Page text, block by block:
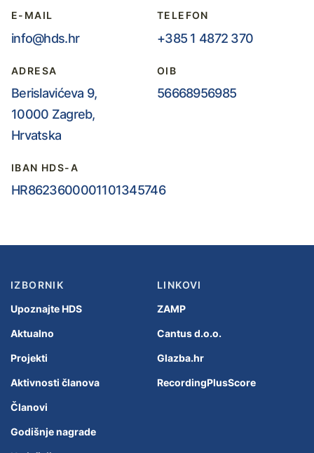
E-MAIL
info@hds.hr
TELEFON
+385 1 4872 370
ADRESA
Berislavićeva 9,
10000 Zagreb,
Hrvatska
OIB
56668956985
IBAN HDS-A
HR8623600001101345746
IZBORNIK
Upoznajte HDS
Aktualno
Projekti
Aktivnosti članova
Članovi
Godišnje nagrade
LINKOVI
ZAMP
Cantus d.o.o.
Glazba.hr
RecordingPlusScore